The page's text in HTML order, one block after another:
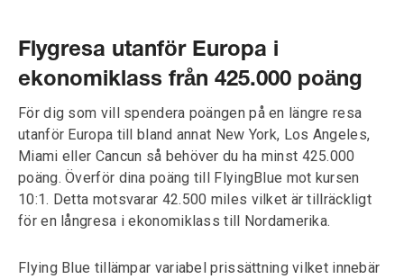
Flygresa utanför Europa i
ekonomiklass från 425.000 poäng
För dig som vill spendera poängen på en längre resa
utanför Europa till bland annat New York, Los Angeles,
Miami eller Cancun så behöver du ha minst 425.000
poäng. Överför dina poäng till FlyingBlue mot kursen
10:1. Detta motsvarar 42.500 miles vilket är tillräckligt
för en långresa i ekonomiklass till Nordamerika.
Flying Blue tillämpar variabel prissättning vilket innebär